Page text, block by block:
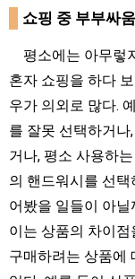
쇼핑 중 부부싸
평소에는 아무렇
혼자 쇼핑을 하다
우가 의외로 많다.
를 잘못 선택하거
거나, 평소 사용하
의 핸드워시를 선
어봤을 일들이 아닐
이는 상품의 차이
구매하려는 상품에